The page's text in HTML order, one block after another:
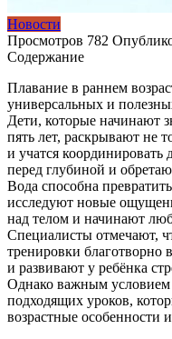
Новости
Просмотров 782
Содержание
Плавание в раннем
универсальных и
Дети, которые начинают
пять лет, раскрывают не
и учатся координировать
перед глубиной и
Вода способна
исследуют новые
над телом и начинают
Специалисты отмечают,
тренировки благотворно
и развивают у ребёнка
Однако важным условием
подходящих уроков,
возрастные особенности